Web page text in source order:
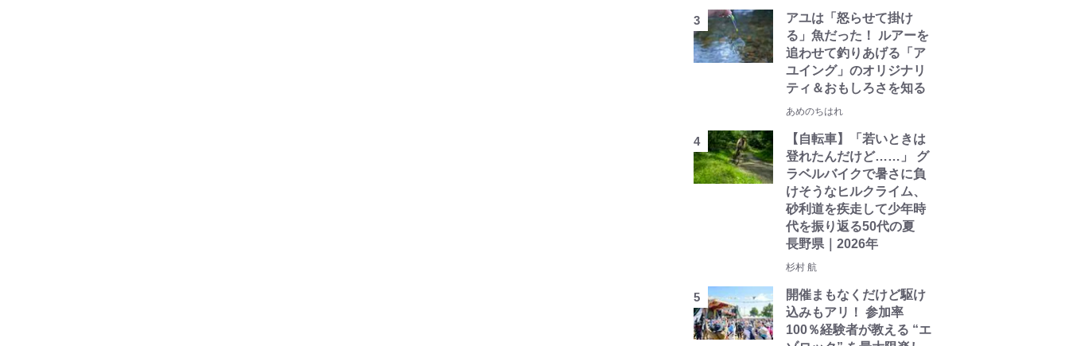
アユは「怒らせて掛け
る」魚だった！ ルアーを
追わせて釣りあげる「ア
ユイング」のオリジナリ
ティ＆おもしろさを知る
あめのちはれ
【自転車】「若いときは
登れたんだけど……」 グ
ラベルバイクで暑さに負
けそうなヒルクライム、
砂利道を疾走して少年時
代を振り返る50代の夏
長野県｜2026年
杉村 航
開催まもなくだけど駆け
込みもアリ！ 参加率
100％経験者が教える “エ